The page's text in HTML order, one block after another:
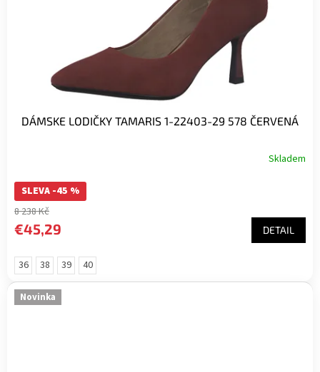
DÁMSKE LODIČKY TAMARIS 1-22403-29 578 ČERVENÁ
Skladem
SLEVA -45 %
8 238 Kč
€45,29 DETAIL
36 38 39 40
Novinka